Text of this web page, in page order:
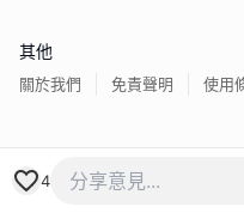
4
其他
關於我們 免責聲明 使用
香港經濟日報版權所有©